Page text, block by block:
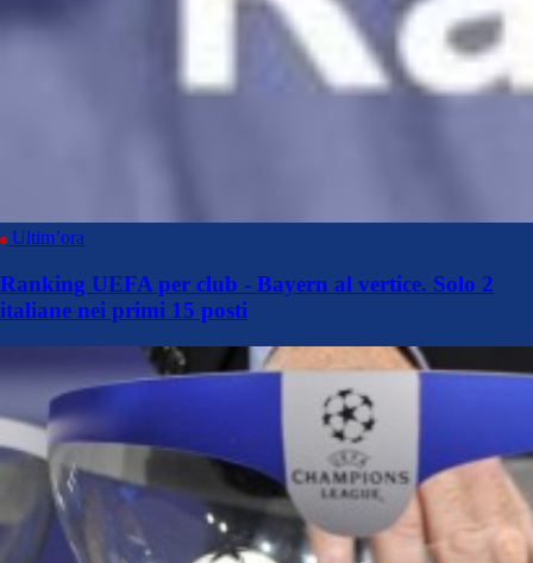
Ultim’ora
Ranking UEFA per club - Bayern al vertice. Solo 2
italiane nei primi 15 posti